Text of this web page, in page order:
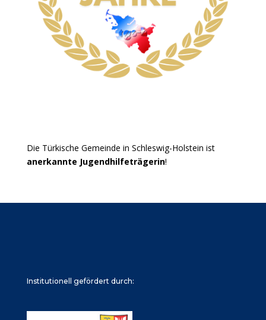
Die Türkische Gemeinde in Schleswig-Holstein ist
anerkannte Jugendhilfeträgerin!
Institutionell gefördert durch: